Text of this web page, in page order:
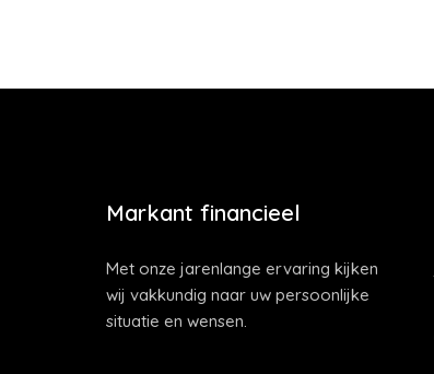
Markant financieel
Met onze jarenlange ervaring kijken
wij vakkundig naar uw persoonlijke
situatie en wensen.